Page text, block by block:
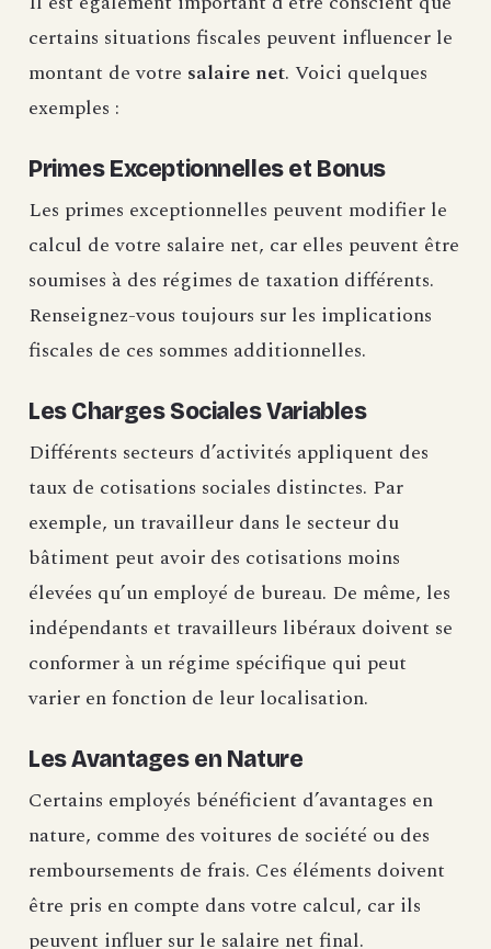
certains situations fiscales peuvent influencer le
montant de votre salaire net. Voici quelques
exemples :
Primes Exceptionnelles et Bonus
Les primes exceptionnelles peuvent modifier le
calcul de votre salaire net, car elles peuvent être
soumises à des régimes de taxation différents.
Renseignez-vous toujours sur les implications
fiscales de ces sommes additionnelles.
Les Charges Sociales Variables
Différents secteurs d’activités appliquent des
taux de cotisations sociales distinctes. Par
exemple, un travailleur dans le secteur du
bâtiment peut avoir des cotisations moins
élevées qu’un employé de bureau. De même, les
indépendants et travailleurs libéraux doivent se
conformer à un régime spécifique qui peut
varier en fonction de leur localisation.
Les Avantages en Nature
Certains employés bénéficient d’avantages en
nature, comme des voitures de société ou des
remboursements de frais. Ces éléments doivent
être pris en compte dans votre calcul, car ils
peuvent influer sur le salaire net final.